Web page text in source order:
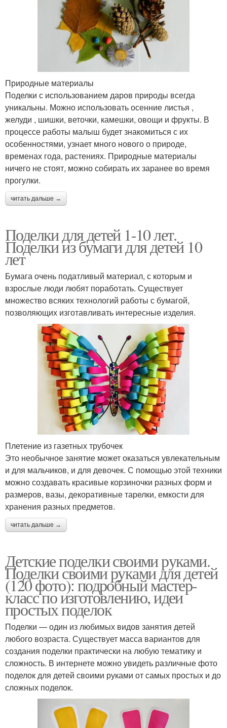
Природные материалы
Поделки с использованием даров природы всегда
уникальны. Можно использовать осенние листья ,
желуди , шишки, веточки, камешки, овощи и фрукты. В
процессе работы малыш будет знакомиться с их
особенностями, узнает много нового о природе,
временах года, растениях. Природные материалы
ничего не стоят, можно собирать их заранее во время
прогулки.
читать дальше →
Поделки для детей 1-10 лет.
Поделки из бумаги для детей 10
лет
Бумага очень податливый материал, с которым и
взрослые люди любят поработать. Существует
множество всяких технологий работы с бумагой,
позволяющих изготавливать интересные изделия.
Плетение из газетных трубочек
Это необычное занятие может оказаться увлекательным
и для мальчиков, и для девочек. С помощью этой техники
можно создавать красивые корзиночки разных форм и
размеров, вазы, декоративные тарелки, емкости для
хранения разных предметов.
читать дальше →
Детские поделки своими руками.
Поделки своими руками для детей
(120 фото): подробный мастер-
класс по изготовлению, идеи
простых поделок
Поделки — один из любимых видов занятия детей
любого возраста. Существует масса вариантов для
создания поделки практически на любую тематику и
сложность. В интернете можно увидеть различные фото
поделок для детей своими руками от самых простых и до
сложных поделок.